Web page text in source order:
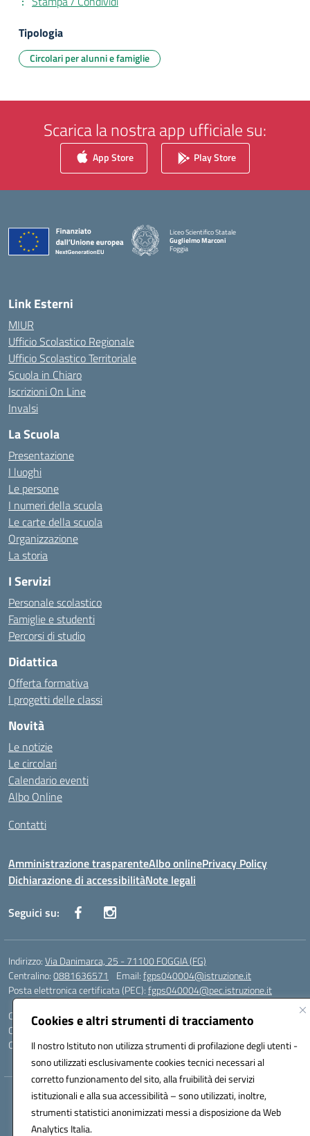
Cookies e altri strumenti di tracciamento
Il nostro Istituto non utilizza strumenti di profilazione degli utenti -
sono utilizzati esclusivamente cookies tecnici necessari al
corretto funzionamento del sito, alla fruibilità dei servizi
istituzionali e alla sua accessibilità – sono utilizzati, inoltre,
strumenti statistici anonimizzati messi a disposizione da Web
Analytics Italia.
Tipologia
Circolari per alunni e famiglie
Scarica la nostra app ufficiale su:
App Store Play Store
Liceo Scientifico Statale
Guglielmo Marconi
Foggia
— Visita la pagina iniziale della scuola
Link Esterni
MIUR
Ufficio Scolastico Regionale
Ufficio Scolastico Territoriale
Scuola in Chiaro
Iscrizioni On Line
Invalsi
La Scuola
Presentazione
I luoghi
Le persone
I numeri della scuola
Le carte della scuola
Organizzazione
La storia
I Servizi
Personale scolastico
Famiglie e studenti
Percorsi di studio
Didattica
Offerta formativa
I progetti delle classi
Novità
Le notizie
Le circolari
Calendario eventi
Albo Online
Contatti
Amministrazione trasparenteAlbo onlinePrivacy Policy
Dichiarazione di accessibilitàNote legali
Seguici su:
Indirizzo:Via Danimarca, 25 - 71100 FOGGIA (FG)
Centralino:0881636571 Email:fgps040004@istruzione.it
Posta elettronica certificata (PEC):fgps040004@pec.istruzione.it
Codice fiscale: 80031370713
Codice meccanografico:
FGPS040004
Codice Indice delle Pubbliche Amministrazioni (IPA): istsc_fgps040004
Hosting & Powered by 3D Solution S.r.l.
Concept & Design by Designers Italia